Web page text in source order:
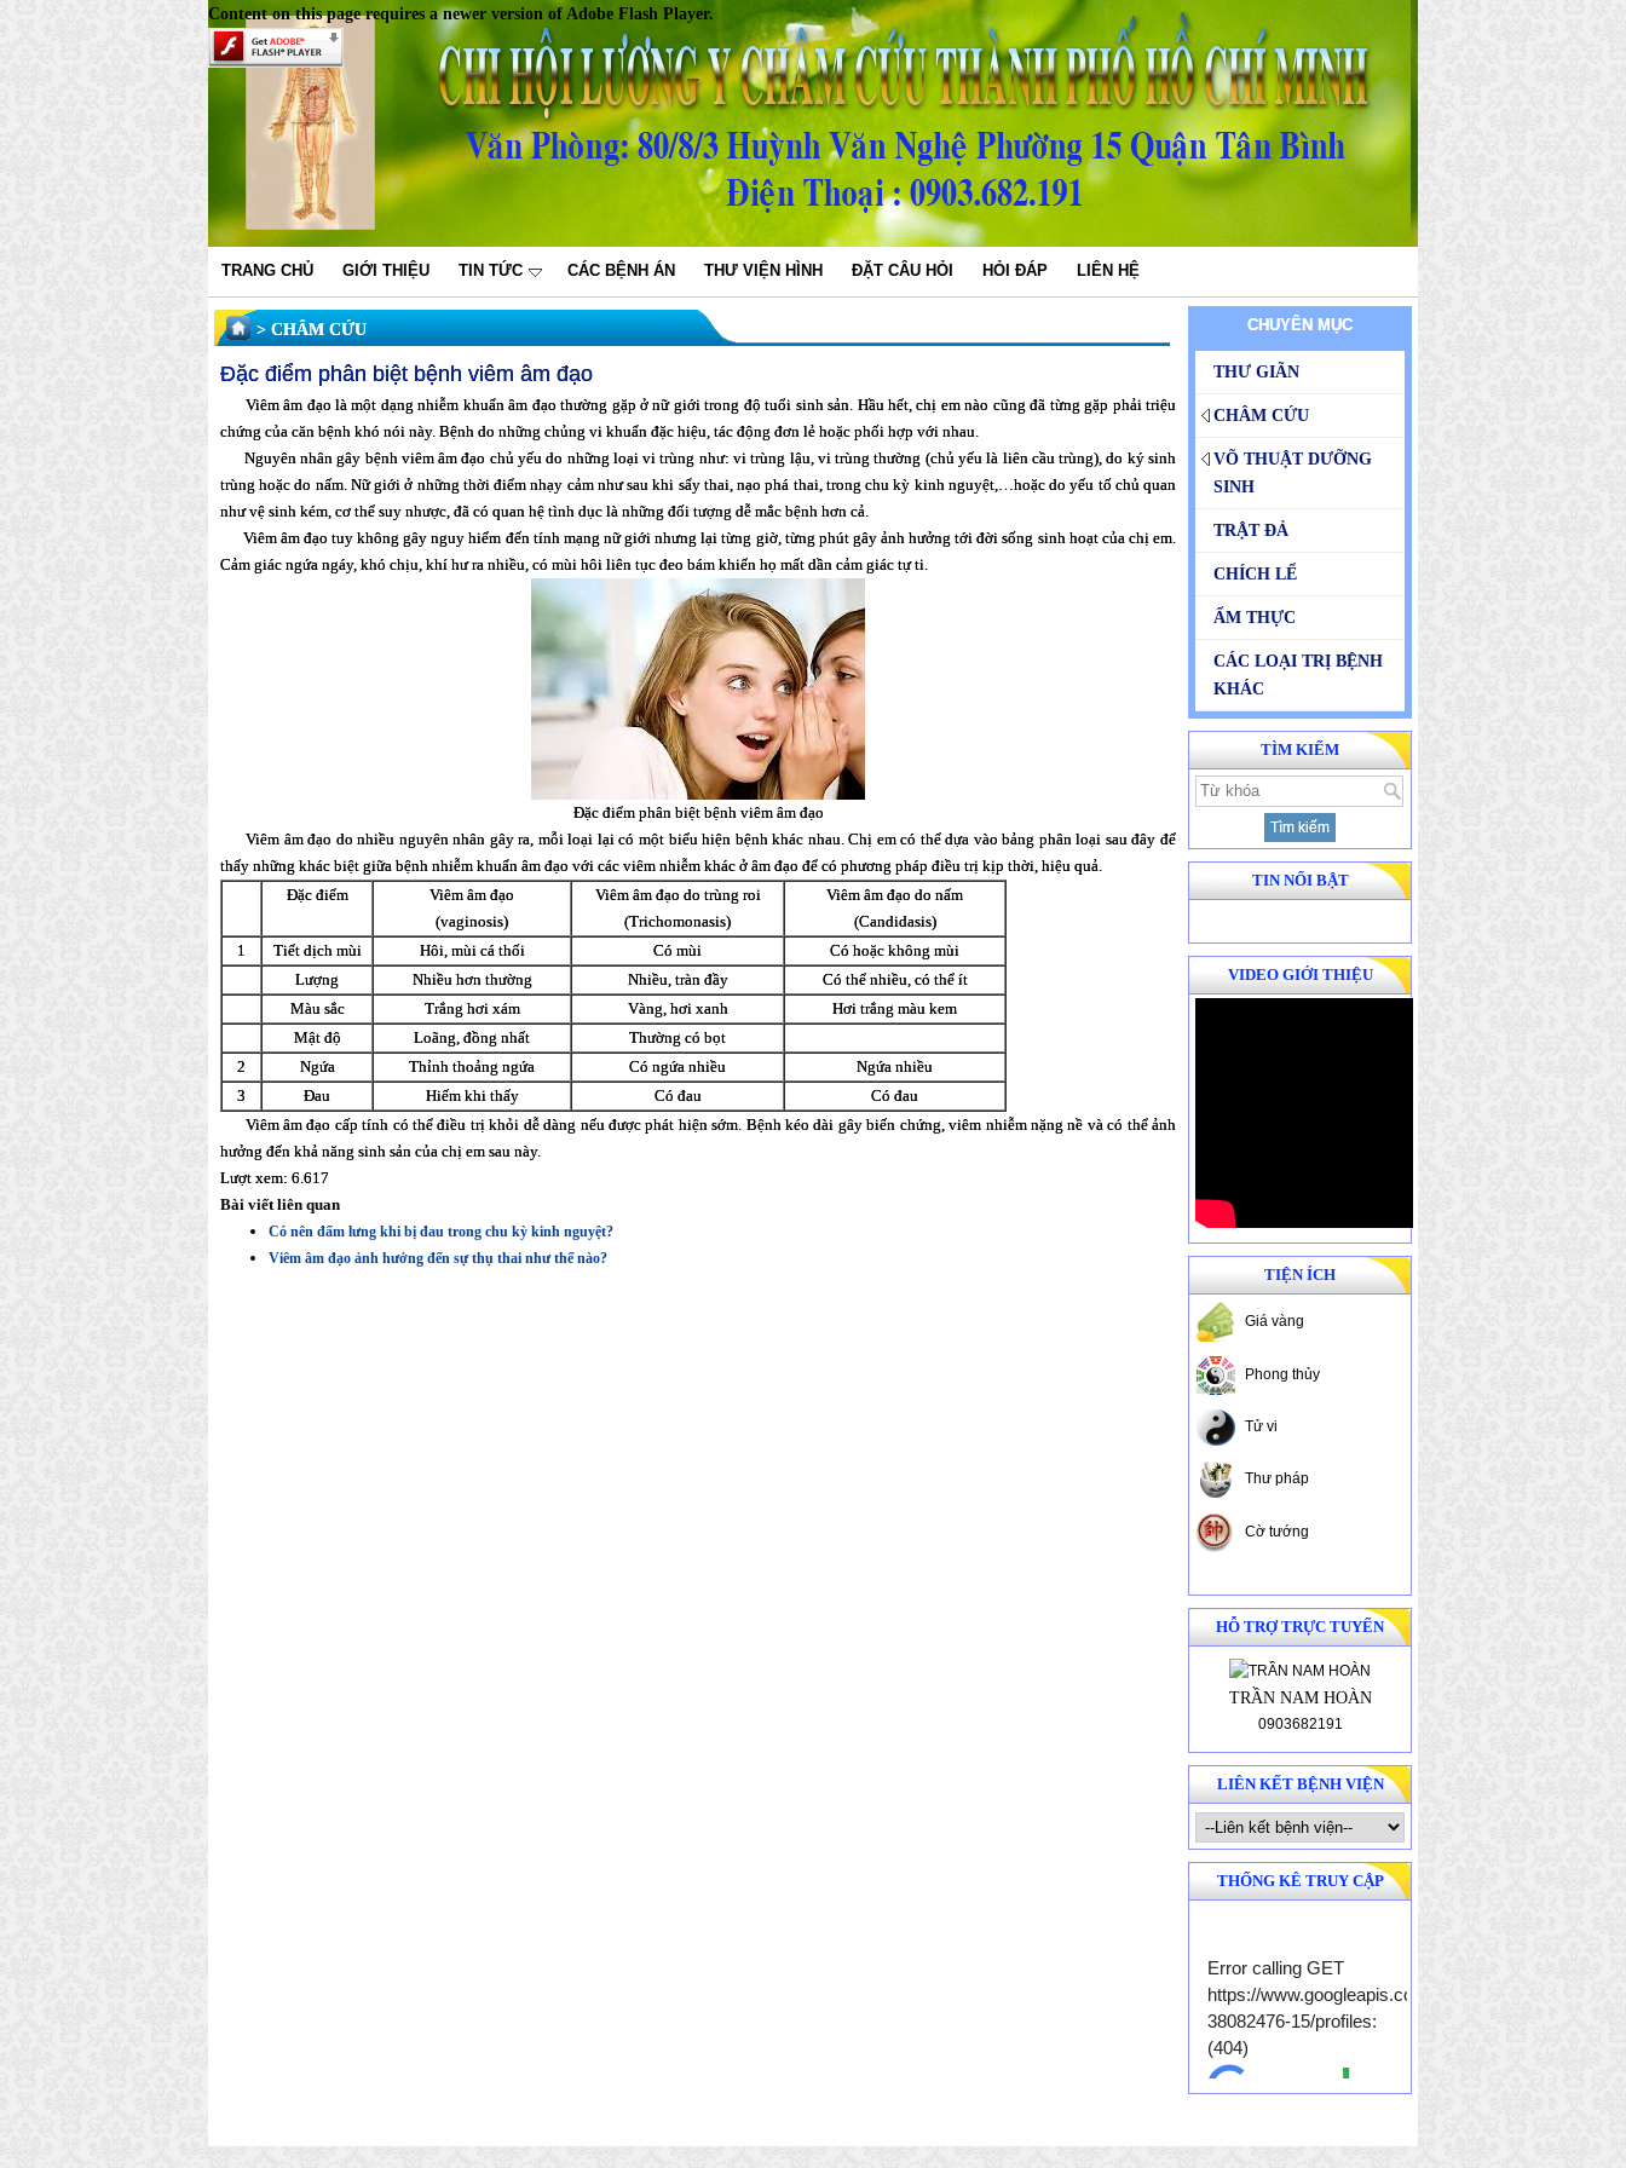
Content on this page requires a newer version of Adobe Flash Player.
TRANG CHỦ GIỚI THIỆU TIN TỨC CÁC BỆNH ÁN THƯ VIỆN HÌNH ĐẶT CÂU HỎI HỎI ĐÁP LIÊN HỆ
CHÂM CỨU
Đặc điểm phân biệt bệnh viêm âm đạo
Viêm âm đạo là một dạng nhiễm khuẩn âm đạo thường gặp ở nữ giới trong độ tuổi sinh sản. Hầu hết, chị em nào cũng đã từng gặp phải triệu
chứng của căn bệnh khó nói này. Bệnh do những chủng vi khuẩn đặc hiệu, tác động đơn lẻ hoặc phối hợp với nhau.
Nguyên nhân gây bệnh viêm âm đạo chủ yếu do những loại vi trùng như: vi trùng lậu, vi trùng thường (chủ yếu là liên cầu trùng), do ký sinh
trùng hoặc do nấm. Nữ giới ở những thời điểm nhạy cảm như sau khi sẩy thai, nạo phá thai, trong chu kỳ kinh nguyệt,…hoặc do yếu tố chủ quan
như vệ sinh kém, cơ thể suy nhược, đã có quan hệ tình dục là những đối tượng dễ mắc bệnh hơn cả.
Viêm âm đạo tuy không gây nguy hiểm đến tính mạng nữ giới nhưng lại từng giờ, từng phút gây ảnh hưởng tới đời sống sinh hoạt của chị em.
Cảm giác ngứa ngáy, khó chịu, khí hư ra nhiều, có mùi hôi liên tục đeo bám khiến họ mất dần cảm giác tự ti.
Đặc điểm phân biệt bệnh viêm âm đạo
Viêm âm đạo do nhiều nguyên nhân gây ra, mỗi loại lại có một biểu hiện bệnh khác nhau. Chị em có thể dựa vào bảng phân loại sau đây để
thấy những khác biệt giữa bệnh nhiễm khuẩn âm đạo với các viêm nhiễm khác ở âm đạo để có phương pháp điều trị kịp thời, hiệu quả.
Đặc điểm
Viêm âm đạo
(vaginosis)
Viêm âm đạo do trùng roi
(Trichomonasis)
Viêm âm đạo do nấm
(Candidasis)
1
Tiết dịch mùi Hôi, mùi cá thối Có mùi
Có hoặc không mùi
Lượng
Nhiều hơn thường Nhiều, tràn đầy
Có thể nhiều, có thể ít
Màu sắc
Trắng hơi xám Vàng, hơi xanh
Hơi trắng màu kem
Mật độ
Loãng, đồng nhất
Thường có bọt
2
Ngứa Thỉnh thoảng ngứa Có ngứa nhiều
Ngứa nhiều
3
Đau Hiếm khi thấy Có đau
Có đau
Viêm âm đạo cấp tính có thể điều trị khỏi dễ dàng nếu được phát hiện sớm. Bệnh kéo dài gây biến chứng, viêm nhiễm nặng nề và có thể ảnh
hưởng đến khả năng sinh sản của chị em sau này.
Lượt xem: 6.617
Bài viết liên quan
Có nên đấm lưng khi bị đau trong chu kỳ kinh nguyệt?
Viêm âm đạo ảnh hưởng đến sự thụ thai như thế nào?
CHUYÊN MỤC
THƯ GIÃN
CHÂM CỨU
VÕ THUẬT DƯỠNG
SINH
TRẬT ĐẢ
CHÍCH LỂ
ẨM THỰC
CÁC LOẠI TRỊ BỆNH
KHÁC
TÌM KIẾM
TIN NỔI BẬT
VIDEO GIỚI THIỆU
TIỆN ÍCH
Giá vàng
Phong thủy
Tử vi
Thư pháp
Cờ tướng
HỖ TRỢ TRỰC TUYẾN
TRẦN NAM HOÀN
0903682191
LIÊN KẾT BỆNH VIỆN
THỐNG KÊ TRUY CẬP